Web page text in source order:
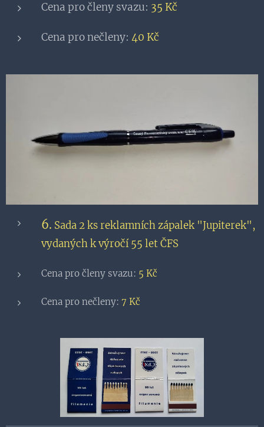
Cena pro členy svazu: 35 Kč
Cena pro nečleny: 40 Kč
6. Sada 2 ks reklamních zápalek "Jupiterek",
vydaných k výročí 55 let ČFS
Cena pro členy svazu: 5 Kč
Cena pro nečleny: 7 Kč